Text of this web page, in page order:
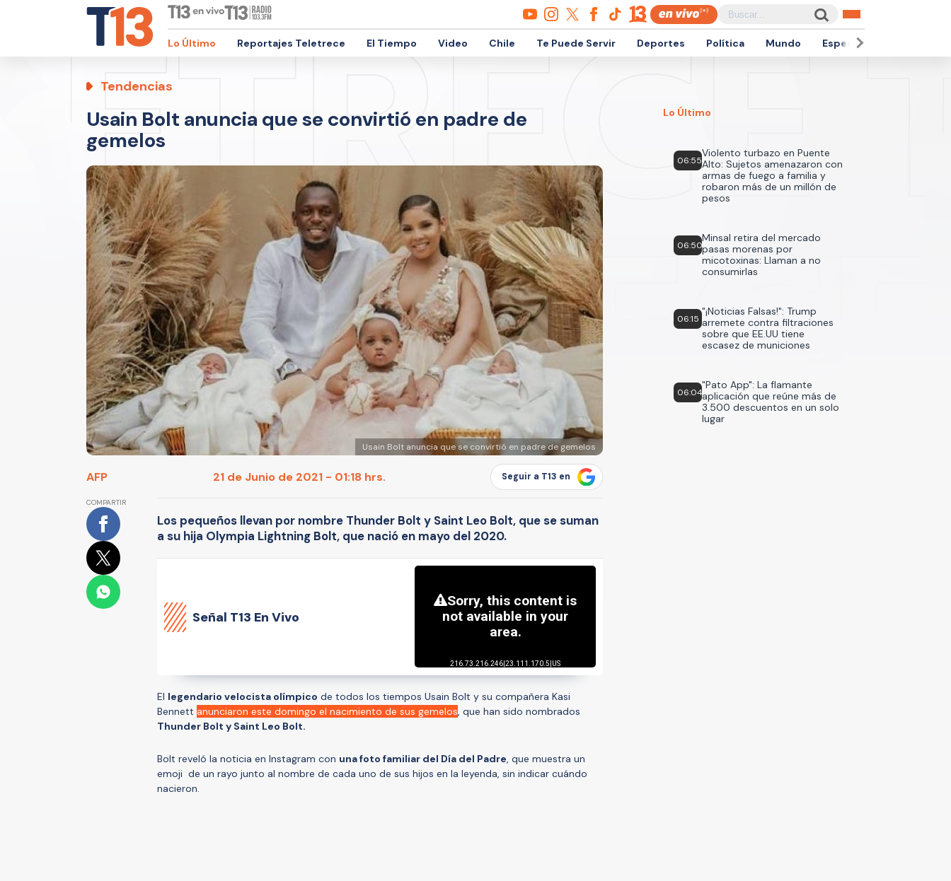
Lo Último Reportajes Teletrece El Tiempo Video Chile Te Puede Servir Deportes Política Mundo Espectáculos
Tendencias
Usain Bolt anuncia que se convirtió en padre de
gemelos
Usain Bolt anuncia que se convirtió en padre de gemelos
AFP 21 de Junio de 2021 - 01:18 hrs. Seguir a T13 en
COMPARTIR
Los pequeños llevan por nombre Thunder Bolt y Saint Leo Bolt, que se suman
a su hija Olympia Lightning Bolt, que nació en mayo del 2020.
Señal T13 En Vivo
El legendario velocista olímpico de todos los tiempos Usain Bolt y su compañera Kasi
Bennett anunciaron este domingo el nacimiento de sus gemelos, que han sido nombrados
Thunder Bolt y Saint Leo Bolt.
Bolt reveló la noticia en Instagram con una foto familiar del Día del Padre, que muestra un
emoji de un rayo junto al nombre de cada uno de sus hijos en la leyenda, sin indicar cuándo
nacieron.
Lo Último
06:55
Violento turbazo en Puente
Alto: Sujetos amenazaron con
armas de fuego a familia y
robaron más de un millón de
pesos
06:50
Minsal retira del mercado
pasas morenas por
micotoxinas: Llaman a no
consumirlas
06:15
"¡Noticias Falsas!": Trump
arremete contra filtraciones
sobre que EE.UU tiene
escasez de municiones
06:04
"Pato App": La flamante
aplicación que reúne más de
3.500 descuentos en un solo
lugar